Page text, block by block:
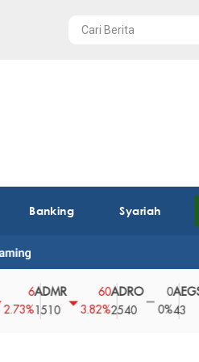
Banking Syariah
ADMR
1510
60
3.82%
ADRO
2540
0
0%
AEGS